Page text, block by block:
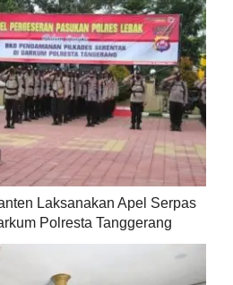
Laksanakan Apel Serpas
Polresta Tanggerang